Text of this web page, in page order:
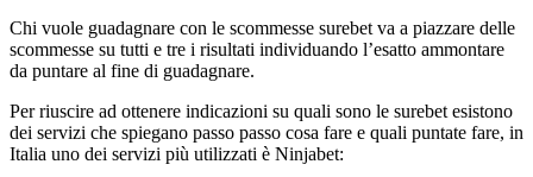
Chi vuole guadagnare con le scommesse surebet va a piazzare delle
scommesse su tutti e tre i risultati individuando l’esatto ammontare
da puntare al fine di guadagnare.
Per riuscire ad ottenere indicazioni su quali sono le surebet esistono
dei servizi che spiegano passo passo cosa fare e quali puntate fare, in
Italia uno dei servizi più utilizzati è Ninjabet: